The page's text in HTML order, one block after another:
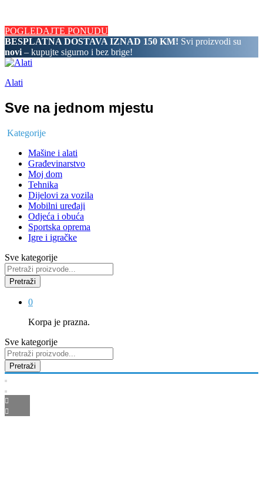
POGLEDAJTE PONUDU
BESPLATNA DOSTAVA IZNAD 150 KM! Svi proizvodi su
novi – kupujte sigurno i bez brige!
Alati
Sve na jednom mjestu
Kategorije
Mašine i alati
Građevinarstvo
Moj dom
Tehnika
Dijelovi za vozila
Mobilni uređaji
Odjeća i obuća
Sportska oprema
Igre i igračke
Sve kategorije
Pretraži
0
Korpa je prazna.
Sve kategorije
Pretraži